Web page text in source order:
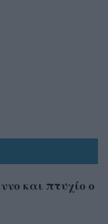
και πτυχίο ο